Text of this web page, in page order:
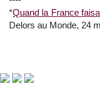
*Quand la France
Delors au Monde, 24